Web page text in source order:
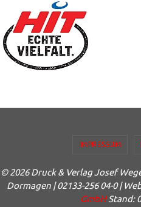
IMPRESSUM
© 2026 Druck & Verlag Josef
Dormagen | 02133-256 04-0 |
GmbHStand: